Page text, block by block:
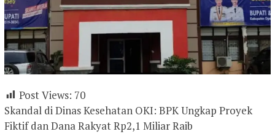
Post Views: 70
Skandal di Dinas Kesehatan OKI: BPK Ungkap Proyek
Fiktif dan Dana Rakyat Rp2,1 Miliar Raib